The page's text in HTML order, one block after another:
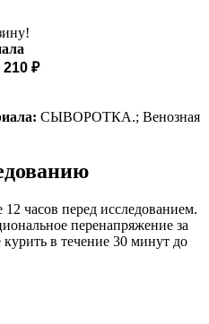
210 ₽
СЫВОРОТКА.; Венозная
часов перед исследованием.
перенапряжение за
в течение 30 минут до